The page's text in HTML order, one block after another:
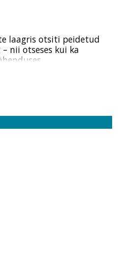
laagris otsiti peidetud
nii otseses kui ka